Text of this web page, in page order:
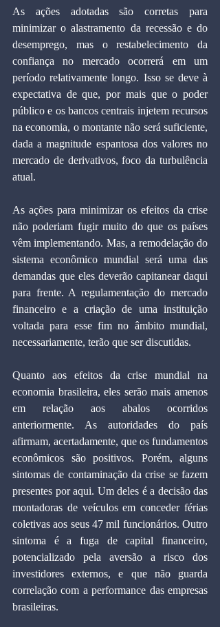
As ações adotadas são corretas para
minimizar o alastramento da recessão e do
desemprego, mas o restabelecimento da
confiança no mercado ocorrerá em um
período relativamente longo. Isso se deve à
expectativa de que, por mais que o poder
público e os bancos centrais injetem recursos
na economia, o montante não será suficiente,
dada a magnitude espantosa dos valores no
mercado de derivativos, foco da turbulência
atual.
As ações para minimizar os efeitos da crise
não poderiam fugir muito do que os países
vêm implementando. Mas, a remodelação do
sistema econômico mundial será uma das
demandas que eles deverão capitanear daqui
para frente. A regulamentação do mercado
financeiro e a criação de uma instituição
voltada para esse fim no âmbito mundial,
necessariamente, terão que ser discutidas.
Quanto aos efeitos da crise mundial na
economia brasileira, eles serão mais amenos
em relação aos abalos ocorridos
anteriormente. As autoridades do país
afirmam, acertadamente, que os fundamentos
econômicos são positivos. Porém, alguns
sintomas de contaminação da crise se fazem
presentes por aqui. Um deles é a decisão das
montadoras de veículos em conceder férias
coletivas aos seus 47 mil funcionários. Outro
sintoma é a fuga de capital financeiro,
potencializado pela aversão a risco dos
investidores externos, e que não guarda
correlação com a performance das empresas
brasileiras.